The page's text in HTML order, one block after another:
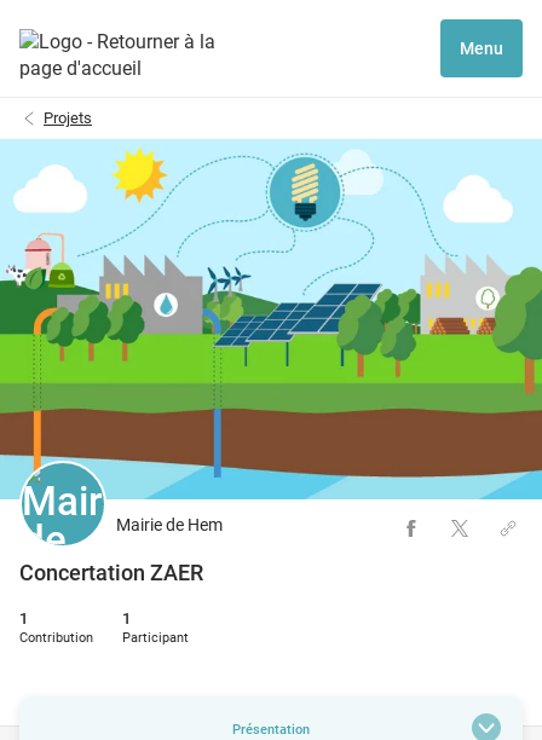
Menu
Projets
Mairie de Hem
Concertation ZAER
1
Contribution
1
Participant
Présentation